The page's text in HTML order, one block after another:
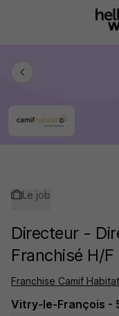
Le job
Directeur -
Franchisé H/F
Franchise Camif Habitat
Vitry-le-François -